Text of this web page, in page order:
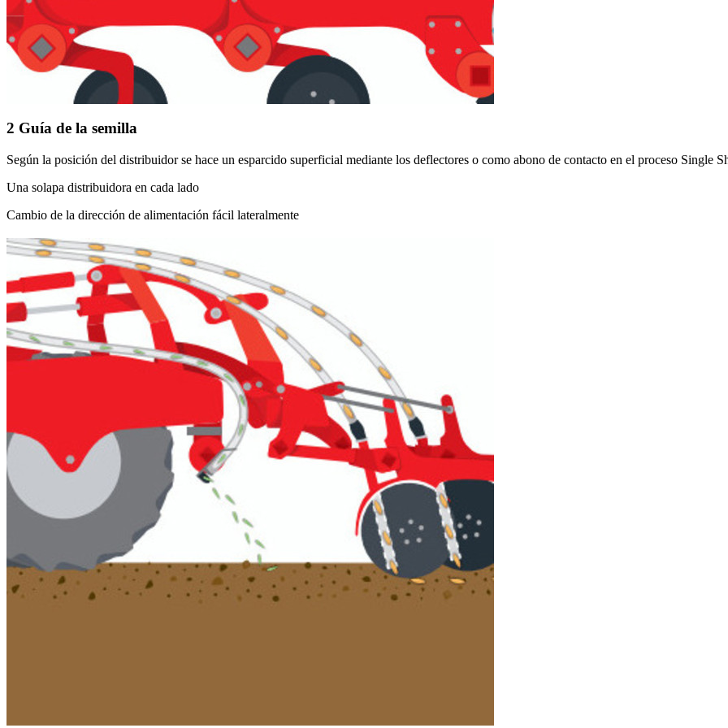
2 Guía de la semilla
Según la posición del distribuidor se hace un esparcido superficial mediante los deflectores o como abono de contacto en el proceso Single
Una solapa distribuidora en cada lado
Cambio de la dirección de alimentación fácil lateralmente